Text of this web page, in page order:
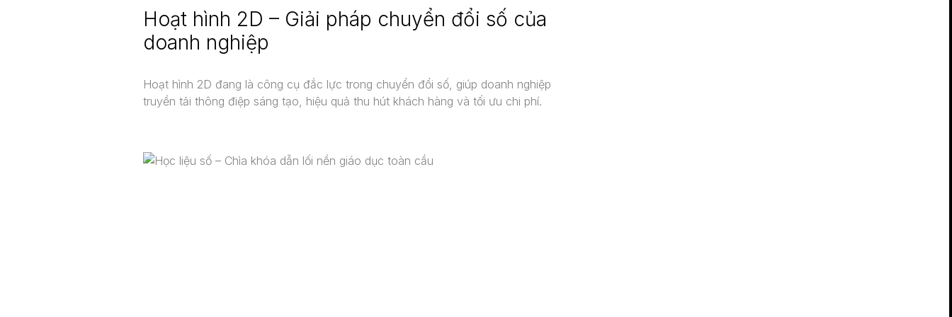
Hoạt hình 2D – Giải pháp chuyển đổi số của
doanh nghiệp
Hoạt hình 2D đang là công cụ đắc lực trong chuyển đổi số, giúp doanh nghiệp
truyền tải thông điệp sáng tạo, hiệu quả thu hút khách hàng và tối ưu chi phí.